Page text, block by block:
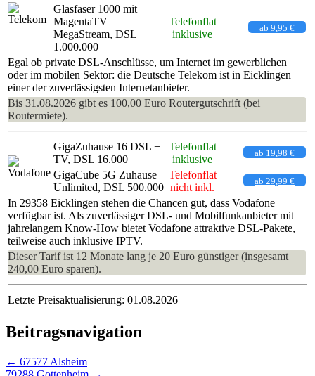
Glasfaser 1000 mit
MagentaTV
MegaStream, DSL
1.000.000
Telefonflat
inklusive
ab 9,95 €
Egal ob private DSL-Anschlüsse, um Internet im gewerblichen
oder im mobilen Sektor: die Deutsche Telekom ist in Eicklingen
einer der zuverlässigsten Internetanbieter.
Bis 31.08.2026 gibt es 100,00 Euro Routergutschrift (bei
Routermiete).
GigaZuhause 16 DSL +
TV, DSL 16.000
Telefonflat
inklusive
ab 19,98 €
GigaCube 5G Zuhause
Unlimited, DSL 500.000
Telefonflat
nicht inkl.
ab 29,99 €
In 29358 Eicklingen stehen die Chancen gut, dass Vodafone
verfügbar ist. Als zuverlässiger DSL- und Mobilfunkanbieter mit
jahrelangem Know-How bietet Vodafone attraktive DSL-Pakete,
teilweise auch inklusive IPTV.
Dieser Tarif ist 12 Monate lang je 20 Euro günstiger (insgesamt
240,00 Euro sparen).
Letzte Preisaktualisierung: 01.08.2026
Beitragsnavigation
← 67577 Alsheim